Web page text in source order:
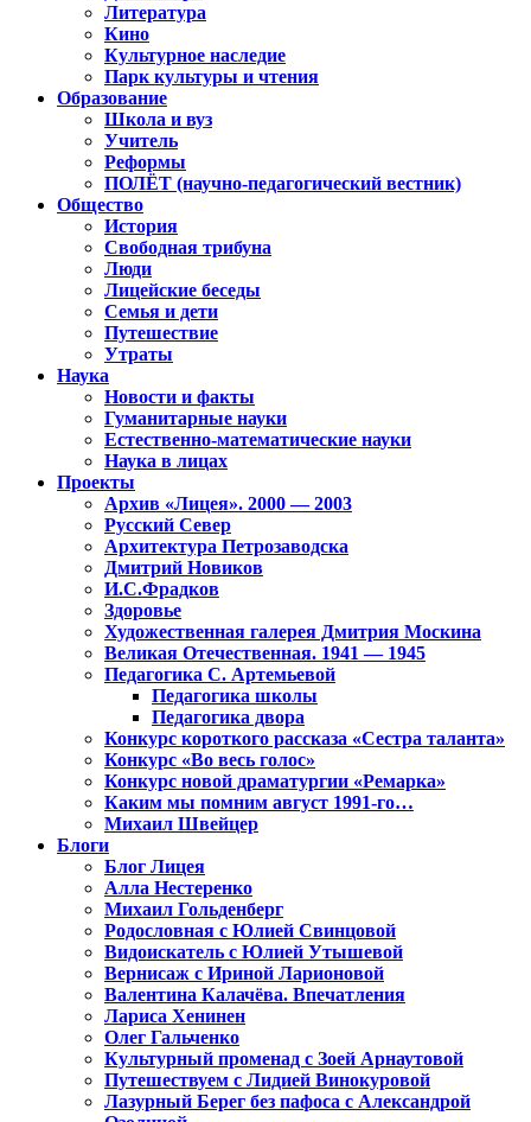
Литература
Кино
Культурное наследие
Парк культуры и чтения
Образование
Школа и вуз
Учитель
Реформы
ПОЛЁТ (научно-педагогический вестник)
Общество
История
Свободная трибуна
Люди
Лицейские беседы
Семья и дети
Путешествие
Утраты
Наука
Новости и факты
Гуманитарные науки
Естественно-математические науки
Наука в лицах
Проекты
Архив «Лицея». 2000 — 2003
Русский Север
Архитектура Петрозаводска
Дмитрий Новиков
И.С.Фрадков
Здоровье
Художественная галерея Дмитрия Москина
Великая Отечественная. 1941 — 1945
Педагогика С. Артемьевой
Педагогика школы
Педагогика двора
Конкурс короткого рассказа «Сестра таланта»
Конкурс «Во весь голос»
Конкурс новой драматургии «Ремарка»
Каким мы помним август 1991-го…
Михаил Швейцер
Блоги
Блог Лицея
Алла Нестеренко
Михаил Гольденберг
Родословная с Юлией Свинцовой
Видоискатель с Юлией Утышевой
Вернисаж с Ириной Ларионовой
Валентина Калачёва. Впечатления
Лариса Хенинен
Олег Гальченко
Культурный променад с Зоей Арнаутовой
Путешествуем с Лидией Винокуровой
Лазурный Берег без пафоса с Александрой